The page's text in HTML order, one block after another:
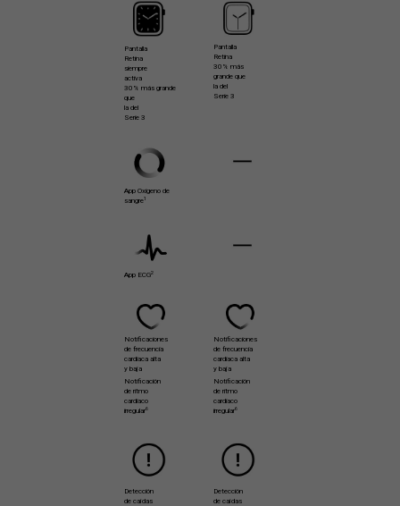
Pantalla
Retina
siempre
activa
30% más grande
que
la del
Serie 3
Pantalla
Retina
30% más
grande que
la del
Serie 3
App Oxigeno de
sangre1
App ECG2
Notificaciones
de frecuencia
cardiaca alta
y baja
Notificación
de ritmo
cardiaco
irregular6
Notificaciones
de frecuencia
cardiaca alta
y baja
Notificación
de ritmo
cardiaco
irregular6
Detección
de caídas
Detección
de caídas